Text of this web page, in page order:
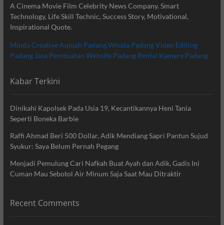
A Cinema Movie Film Celebrity News Company. Smart
Technology, Life Skill Technic, Success Story, Motivational,
Inspirational Quote.
Minda CreativeAqiqah PadangWisata PadangVideo Editing
Padang Jasa Pembuatan Website Padang Rental Kamera Padang
Kabar Terkini
Dinikahi Kapolsek Pada Usia 19, Kecantikannya Heni Tania
Seperti Boneka Barbie
Raffi Ahmad Beri 500 Dollar, Adik Mendiang Sapri Pantun Sujud
Syukur: Saya Belum Pernah Pegang
Menjadi Pemulung Cari Nafkah Buat Ayah dan Adik, Gadis Ini
Cuman Mau Sebotol Air Minum Saja Saat Mau Ditraktir
Recent Comments